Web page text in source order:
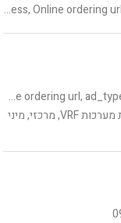
מיזוג אויר, מוצרי חשמל, עסקים, Category, publishing_status, shemesh_location_address, Online ordering url, ad_type_id
מיזוג אויר, עסקים, Category, publishing_status, shemesh_location_address, Online ordering url, ad_type_id
ד"ר קור פלוס, מכירה והתקנת מערכות VRF, מרכזי, מיני